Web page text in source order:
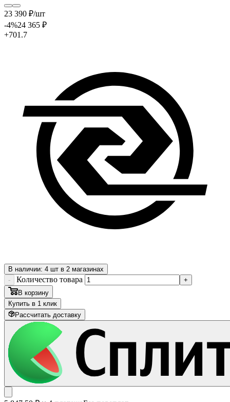
23 390 ₽/шт
-4%24 365 ₽
+701.7
В наличии: 4 шт в 2 магазинах
-
Количество товара
+
В корзину
Купить в 1 клик
Рассчитать доставку